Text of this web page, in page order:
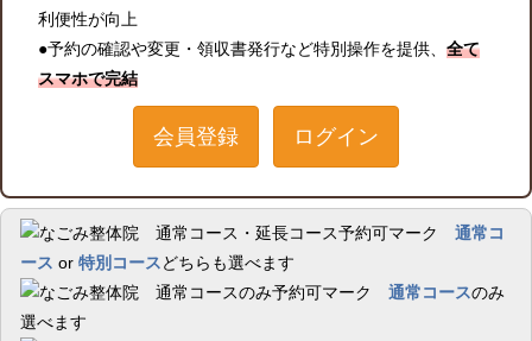
利便性が向上
●予約の確認や変更・領収書発行など特別操作を提供、 全て
スマホで完結
会員登録 ログイン
通常コ
ース or 特別コースどちらも選べます
通常コースのみ
選べます